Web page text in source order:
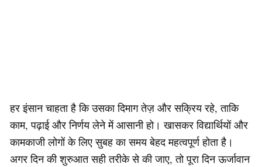
हर इंसान चाहता है कि उसका दिमाग तेज़ और सक्रिय रहे, ताकि
काम, पढ़ाई और निर्णय लेने में आसानी हो। खासकर विद्यार्थियों और
कामकाजी लोगों के लिए सुबह का समय बेहद महत्वपूर्ण होता है।
अगर दिन की शुरुआत सही तरीके से की जाए, तो पूरा दिन ऊर्जावान